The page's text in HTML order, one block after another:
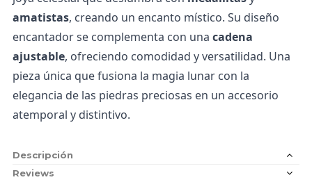
amatistas, creando un encanto místico. Su diseño
encantador se complementa con una cadena
ajustable, ofreciendo comodidad y versatilidad. Una
pieza única que fusiona la magia lunar con la
elegancia de las piedras preciosas en un accesorio
atemporal y distintivo.
Descripción
Reviews